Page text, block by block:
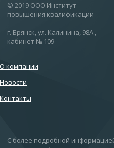
© 2019 ООО Институт
повышения квалификации
г. Брянск, ул. Калинина, 98А ,
кабинет № 109
О компании
Новости
Контакты
С более подробной